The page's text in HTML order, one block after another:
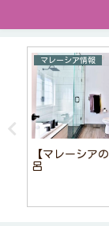
マレーシア情報
【マレーシア
呂